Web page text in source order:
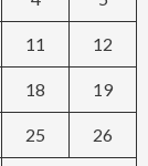
11 12
18 19
25 26